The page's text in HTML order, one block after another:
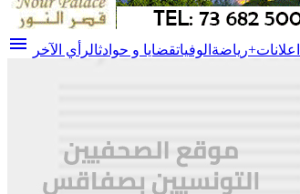
menu اعلانات+رياضة الوفياتقضايا و حوادثالرأي الآخر